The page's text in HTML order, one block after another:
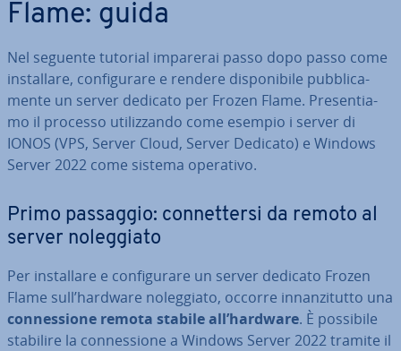
Flame: guida
Nel seguente tutorial imparerai passo dopo passo come
in­stal­la­re, con­fi­gu­ra­re e rendere di­spo­ni­bi­le pub­bli­ca­
men­te un server dedicato per Frozen Flame. Pre­sen­tia­
mo il processo uti­liz­zan­do come esempio i server di
IONOS (VPS, Server Cloud, Server Dedicato) e Windows
Server 2022 come sistema operativo.
Primo passaggio: con­net­ter­si da remoto al
server no­leg­gia­to
Per in­stal­la­re e con­fi­gu­ra­re un server dedicato Frozen
Flame sull’hardware no­leg­gia­to, occorre in­nan­zi­tut­to una
con­nes­sio­ne remota stabile all’hardware. È possibile
stabilire la con­nes­sio­ne a Windows Server 2022 tramite il